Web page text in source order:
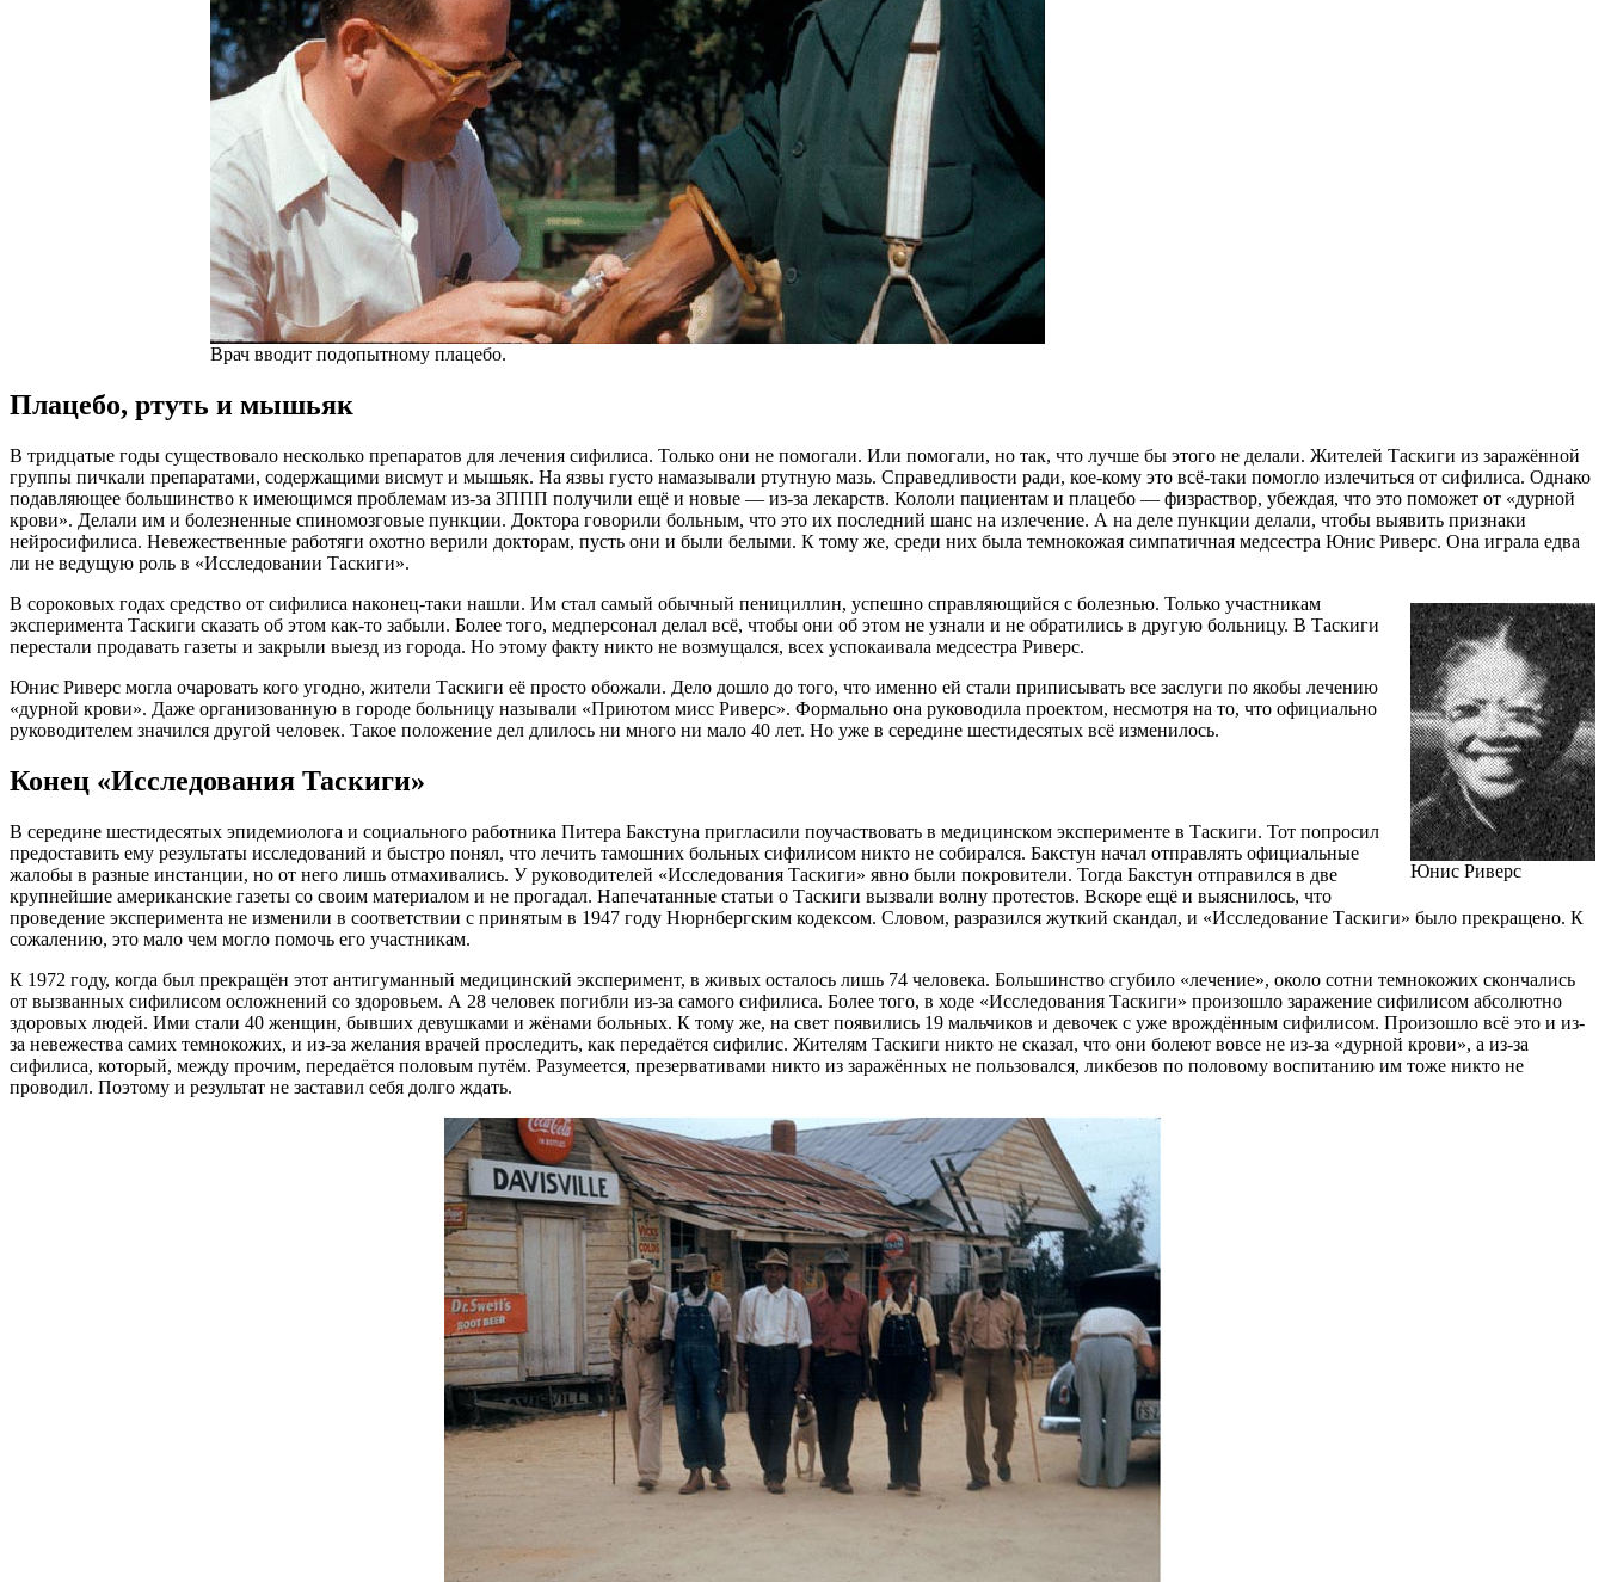
Врач вводит подопытному плацебо.
Плацебо, ртуть и мышьяк
В тридцатые годы существовало несколько препаратов для лечения сифилиса. Только они не помогали. Или помогали, но так, что лучше бы этого не делали. Жителей Таскиги из заражённой
группы пичкали препаратами, содержащими висмут и мышьяк. На язвы густо намазывали ртутную мазь. Справедливости ради, кое-кому это всё-таки помогло излечиться от сифилиса. Однако
подавляющее большинство к имеющимся проблемам из-за ЗППП получили ещё и новые — из-за лекарств. Кололи пациентам и плацебо — физраствор, убеждая, что это поможет от «дурной
крови». Делали им и болезненные спиномозговые пункции. Доктора говорили больным, что это их последний шанс на излечение. А на деле пункции делали, чтобы выявить признаки
нейросифилиса. Невежественные работяги охотно верили докторам, пусть они и были белыми. К тому же, среди них была темнокожая симпатичная медсестра Юнис Риверс. Она играла едва
ли не ведущую роль в «Исследовании Таскиги».
Юнис Риверс
В сороковых годах средство от сифилиса наконец-таки нашли. Им стал самый обычный пенициллин, успешно справляющийся с болезнью. Только участникам
эксперимента Таскиги сказать об этом как-то забыли. Более того, медперсонал делал всё, чтобы они об этом не узнали и не обратились в другую больницу. В Таскиги
перестали продавать газеты и закрыли выезд из города. Но этому факту никто не возмущался, всех успокаивала медсестра Риверс.
Юнис Риверс могла очаровать кого угодно, жители Таскиги её просто обожали. Дело дошло до того, что именно ей стали приписывать все заслуги по якобы лечению
«дурной крови». Даже организованную в городе больницу называли «Приютом мисс Риверс». Формально она руководила проектом, несмотря на то, что официально
руководителем значился другой человек. Такое положение дел длилось ни много ни мало 40 лет. Но уже в середине шестидесятых всё изменилось.
Конец «Исследования Таскиги»
В середине шестидесятых эпидемиолога и социального работника Питера Бакстуна пригласили поучаствовать в медицинском эксперименте в Таскиги. Тот попросил
предоставить ему результаты исследований и быстро понял, что лечить тамошних больных сифилисом никто не собирался. Бакстун начал отправлять официальные
жалобы в разные инстанции, но от него лишь отмахивались. У руководителей «Исследования Таскиги» явно были покровители. Тогда Бакстун отправился в две
крупнейшие американские газеты со своим материалом и не прогадал. Напечатанные статьи о Таскиги вызвали волну протестов. Вскоре ещё и выяснилось, что
проведение эксперимента не изменили в соответствии с принятым в 1947 году Нюрнбергским кодексом. Словом, разразился жуткий скандал, и «Исследование Таскиги» было прекращено. К
сожалению, это мало чем могло помочь его участникам.
К 1972 году, когда был прекращён этот антигуманный медицинский эксперимент, в живых осталось лишь 74 человека. Большинство сгубило «лечение», около сотни темнокожих скончались
от вызванных сифилисом осложнений со здоровьем. А 28 человек погибли из-за самого сифилиса. Более того, в ходе «Исследования Таскиги» произошло заражение сифилисом абсолютно
здоровых людей. Ими стали 40 женщин, бывших девушками и жёнами больных. К тому же, на свет появились 19 мальчиков и девочек с уже врождённым сифилисом. Произошло всё это и из-
за невежества самих темнокожих, и из-за желания врачей проследить, как передаётся сифилис. Жителям Таскиги никто не сказал, что они болеют вовсе не из-за «дурной крови», а из-за
сифилиса, который, между прочим, передаётся половым путём. Разумеется, презервативами никто из заражённых не пользовался, ликбезов по половому воспитанию им тоже никто не
проводил. Поэтому и результат не заставил себя долго ждать.